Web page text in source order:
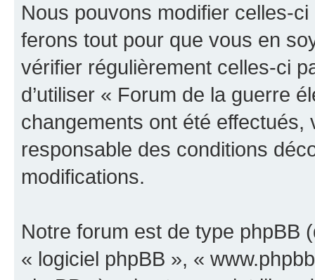
Nous pouvons modifier celles-
ferons tout pour que vous en
vérifier régulièrement celles-ci
d’utiliser « Forum de la guerre
changements ont été effectués,
responsable des conditions
modifications.
Notre forum est de type phpBB
« logiciel phpBB », «